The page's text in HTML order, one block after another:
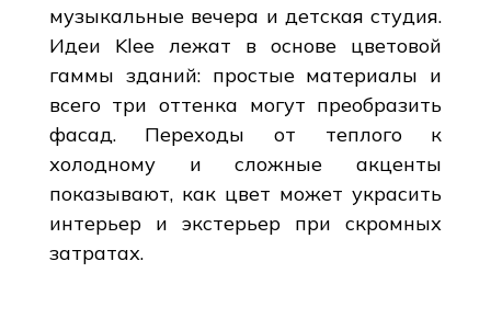
музыкальные вечера и детская студия.
Идеи Klee лежат в основе цветовой
гаммы зданий: простые материалы и
всего три оттенка могут преобразить
фасад. Переходы от теплого к
холодному и сложные акценты
показывают, как цвет может украсить
интерьер и экстерьер при скромных
затратах.